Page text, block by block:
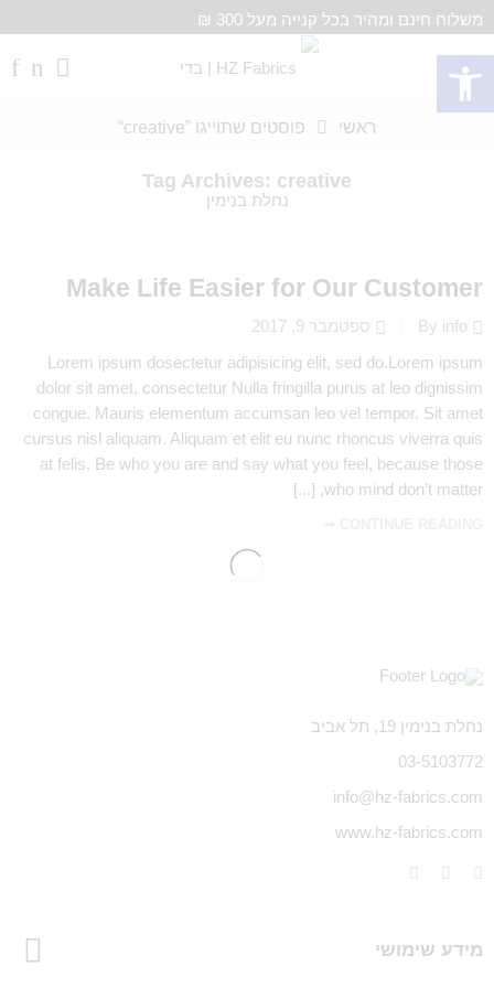
פתח סרגל נגישות
משלוח חינם ומהיר בכל קנייה מעל 300 ₪
ראשי פוסטים שתוייגו ”creative“
Tag Archives: creative
Make Life Easier for Our Customer
ספטמבר 9, 2017
Lorem ipsum dosectetur adipisicing elit, sed do.Lorem ipsum
dolor sit amet, consectetur Nulla fringilla purus at leo dignissim
congue. Mauris elementum accumsan leo vel tempor. Sit amet
cursus nisl aliquam. Aliquam et elit eu nunc rhoncus viverra quis
at felis. Be who you are and say what you feel, because those
who mind don’t matter, [...]
נחלת בנימין 19, תל אביב
03-5103772
info@hz-fabrics.com
www.hz-fabrics.com
מידע שימושי